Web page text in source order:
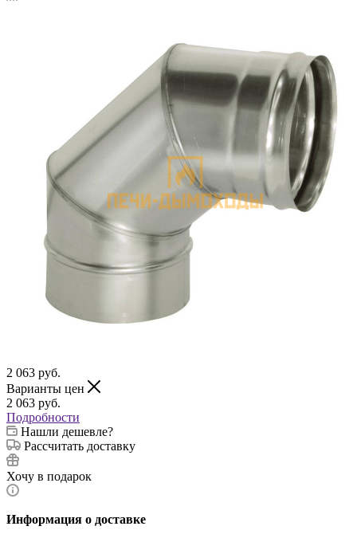
2 063 руб.
Варианты цен
2 063 руб.
Подробности
Нашли дешевле?
Рассчитать доставку
Хочу в подарок
Информация о доставке